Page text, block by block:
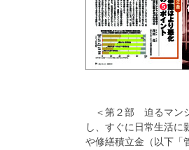
＜第２部 迫るマン
し、すぐに日常生活
や修繕積立金（以下「